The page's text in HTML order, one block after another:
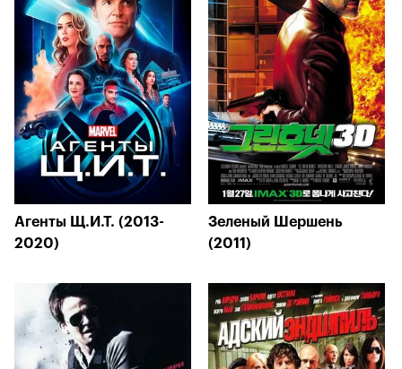
Агенты Щ.И.Т. (2013-
2020)
Зеленый Шершень
(2011)